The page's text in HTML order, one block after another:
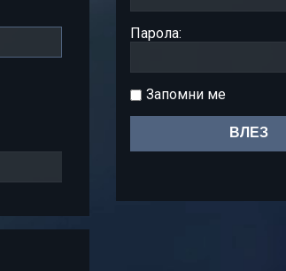
Парола:
Запомни ме